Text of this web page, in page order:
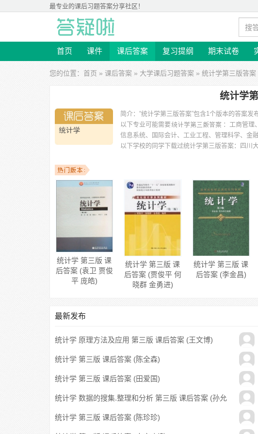
最专业的课后习题答案分享社区！
首页 课件 课后答案 复习提纲 期末试卷
您的位置： 首页 » 课后答案 » 大学课后习题答案 » 统计学第三版答案
统计学
简介： “统计学第三版答案”包含1个版本的答案发
以下专业可能需要
：工商管理
信息系统、国际会计、工业工程、管理科学、金
以下学校的同学下载过统计学第三版答案：四川
统计学 第三版 课
后答案 (袁卫 贾俊
平 庞皓)
统计学 第三版 课
后答案 (贾俊平 何
晓群 金勇进)
统计学 第三版 课
后答案 (李金昌)
最新发布
统计学 原理方法及应用 第三版 课后答案 (王文博)
统计学 第三版 课后答案 (陈全森)
统计学 第三版 课后答案 (田爱国)
统计学 数据的搜集.整理和分析 第三版 课后答案 (孙允
午)
统计学 第三版 课后答案 (陈珍珍)